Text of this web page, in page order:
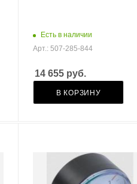
Есть в наличии
Арт.: 507-285-844
14 655 руб.
В КОРЗИНУ